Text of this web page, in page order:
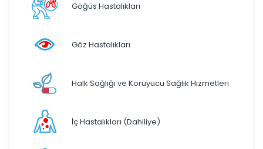
Göğüs Hastalıkları
Göz Hastalıkları
Halk Sağlığı ve Koruyucu Sağlık Hizmetleri
İç Hastalıkları (Dahiliye)